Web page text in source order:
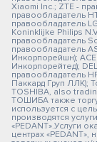
Xiaomi Inc.; ZTE -
правообладатель
правообладатель
Koninklijke Philips
правообладатель
правообладатель
Инкорпорейшн);
Инкорпорейтед);
правообладатель
Паккард Груп ЛЛК);
TOSHIBA, also
ТОШИБА также
используется с
производятся
«PEDANT».Услуги
центрах